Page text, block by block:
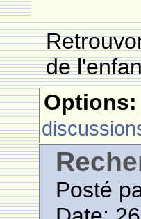
de
Options:
Posté